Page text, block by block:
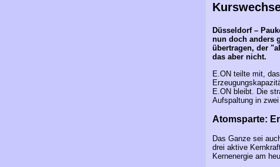
Düsseldorf –
nun doch anders
übertragen, der
das aber nicht.
E.ON teilte mit,
E.ON bleibt. Die
Aufspaltung in
Atomsparte:
Das Ganze sei
drei aktive
Kernenergie am